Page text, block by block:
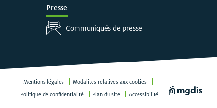
Presse
Communiqués de presse
Mentions légales
Modalités relatives aux cookies
Politique de confidentialité
Plan du site Accessibilité Visiter le site